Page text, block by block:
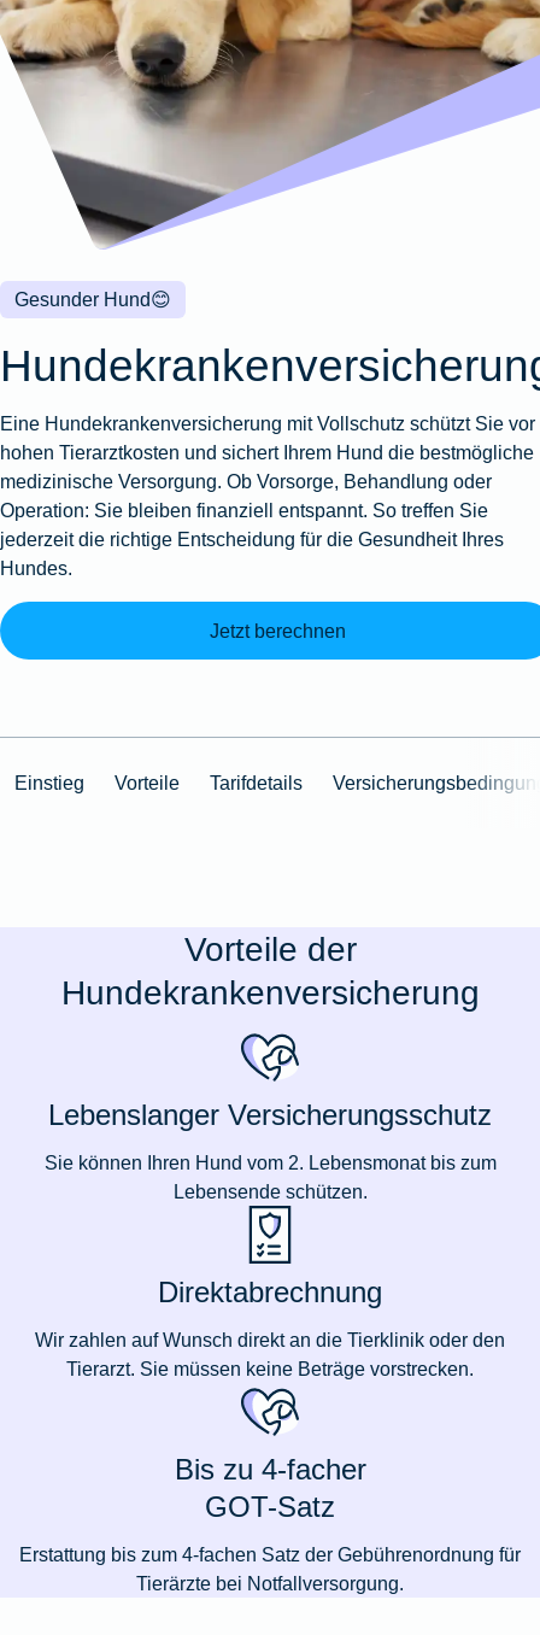
Wohnungsschutzbrief
Zur
Produktübersicht
Gewässerschadenhaftpflicht
Produktübersicht
Zur
Produktübersicht
Reisehaftpflichtversicherung
Reiserücktrittsversicherung
Produktübersicht
Zur
Produktübersicht
Zur
Produktübersicht
Zur
Produktübersicht
Montageversicherung
Produktübersicht
Gruppenunfall für
Betriebe
Vereine
Zur
Kunstversicherung
Ausstellungsversicherung
Valorenversicherung
Oldtimersammlungsversicherung
Zur
Produktübersicht
😊
Gesunder Hund
Eine Hundekrankenversicherung mit Vollschutz schützt Sie vor
hohen Tierarztkosten und sichert Ihrem Hund die bestmögliche
medizinische Versorgung. Ob Vorsorge, Behandlung oder
Operation: Sie bleiben finanziell entspannt. So treffen Sie
jederzeit die richtige Entscheidung für die Gesundheit Ihres
Hundes.
Jetzt berechnen
Einstieg Vorteile Tarifdetails
Vorteile der
Hundekrankenversicherung
Lebenslanger Versicherungsschutz
Sie können Ihren Hund vom 2. Lebensmonat bis zum
Lebensende schützen.
Direktabrechnung
Wir zahlen auf Wunsch direkt an die Tierklinik oder den
Tierarzt. Sie müssen keine Beträge vorstrecken.
Bis zu 4-facher
GOT-Satz
Erstattung bis zum 4-fachen Satz der Gebührenordnung für
Tierärzte bei Notfallversorgung.